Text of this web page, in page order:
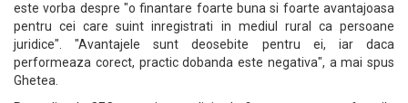
este vorba despre "o finantare foarte buna si foarte avantajoasa
pentru cei care suint inregistrati in mediul rural ca persoane
juridice". "Avantajele sunt deosebite pentru ei, iar daca
performeaza corect, practic dobanda este negativa", a mai spus
Ghetea.